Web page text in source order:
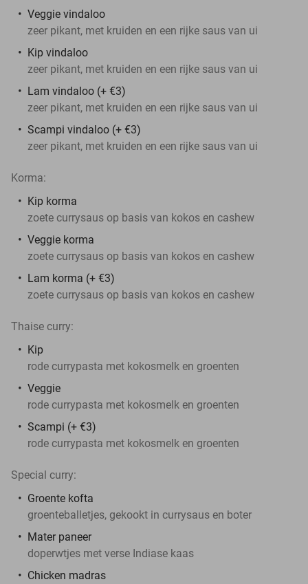
Veggie vindaloo
zeer pikant, met kruiden en een rijke saus van ui
Kip vindaloo
zeer pikant, met kruiden en een rijke saus van ui
Lam vindaloo (+ €3)
zeer pikant, met kruiden en een rijke saus van ui
Scampi vindaloo (+ €3)
zeer pikant, met kruiden en een rijke saus van ui
Korma:
Kip korma
zoete currysaus op basis van kokos en cashew
Veggie korma
zoete currysaus op basis van kokos en cashew
Lam korma (+ €3)
zoete currysaus op basis van kokos en cashew
Thaise curry:
Kip
rode currypasta met kokosmelk en groenten
Veggie
rode currypasta met kokosmelk en groenten
Scampi (+ €3)
rode currypasta met kokosmelk en groenten
Special curry:
Groente kofta
groenteballetjes, gekookt in currysaus en boter
Mater paneer
doperwtjes met verse Indiase kaas
Chicken madras